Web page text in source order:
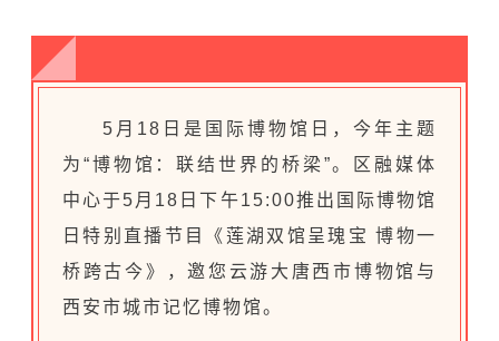
5月18日是国际博物馆日，今年主题
为“博物馆：联结世界的桥梁”。区融媒体
中心于5月18日下午15:00推出 国际博物馆
日特别直播节目《莲湖双馆呈瑰宝 博物一
桥跨古今》，邀您云游大唐西市博物馆与
西安市城市记忆博物馆。